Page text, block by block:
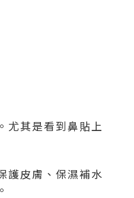
尤其是看到鼻貼上
護皮膚、保濕補水